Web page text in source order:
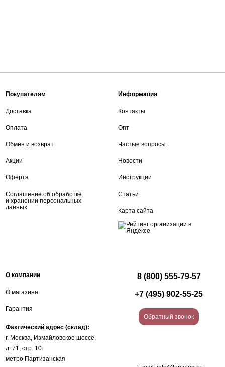
Покупателям
Доставка
Оплата
Обмен и возврат
Акции
Оферта
Соглашение об обработке
и хранении персональных
данных
Информация
Контакты
Опт
Частые вопросы
Новости
Инструкции
Статьи
Карта сайта
О компании
О магазине
Гарантия
Фактический адрес (склад):
г. Москва, Измайловское шоссе,
д. 71, стр. 10.
метро Партизанская
8 (800) 555-79-57
+7 (495) 902-55-25
Обратный звонок